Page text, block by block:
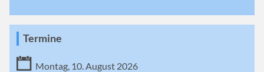
Termine
Montag, 10. August 2026